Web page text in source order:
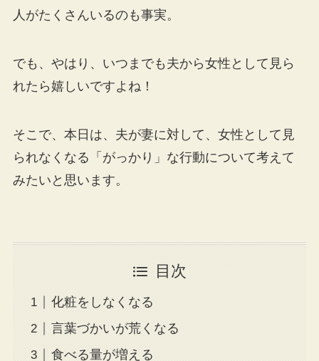
人がたくさんいるのも事実。
でも、やはり、いつまでも夫から女性として見ら
れたら嬉しいですよね！
そこで、本日は、夫が妻に対して、女性として見
られなくなる「がっかり」な行動について考えて
みたいと思います。
目次
化粧をしなくなる
言葉づかいが荒くなる
食べる量が増える